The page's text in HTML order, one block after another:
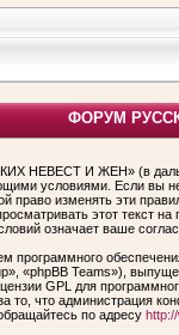
ФОРУМ
НЕВЕСТ И ЖЕН» (в
условиями. Если
изменять эти
этот текст
означает ваше
«phpBB Teams»),
GPL для
то, что администрация
по адресу